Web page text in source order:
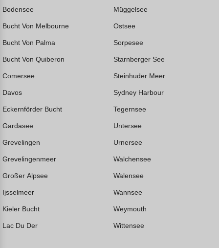
Bodensee
Bucht Von Melbourne
Bucht Von Palma
Bucht Von Quiberon
Comersee
Davos
Eckernförder Bucht
Gardasee
Grevelingen
Grevelingenmeer
Großer Alpsee
Ijsselmeer
Kieler Bucht
Lac Du Der
Müggelsee
Ostsee
Sorpesee
Starnberger See
Steinhuder Meer
Sydney Harbour
Tegernsee
Untersee
Urnersee
Walchensee
Walensee
Wannsee
Weymouth
Wittensee